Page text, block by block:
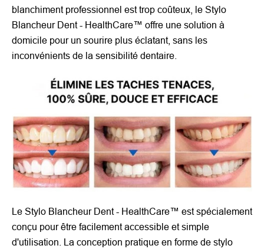
blanchiment professionnel est trop coûteux, le Stylo
Blancheur Dent - HealthCare™ offre une solution à
domicile pour un sourire plus éclatant, sans les
inconvénients de la sensibilité dentaire.
Le Stylo Blancheur Dent - HealthCare™ est spécialement
conçu pour être facilement accessible et simple
d'utilisation. La conception pratique en forme de stylo